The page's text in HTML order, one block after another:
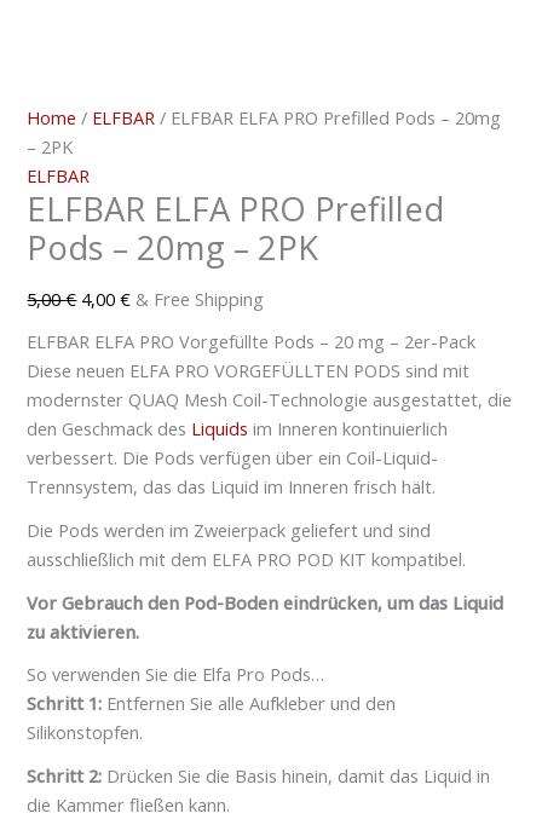
Home / ELFBAR / ELFBAR ELFA PRO Prefilled Pods – 20mg
– 2PK
ELFBAR
ELFBAR ELFA PRO Prefilled
Pods – 20mg – 2PK
5,00€ 4,00€ & Free Shipping
ELFBAR ELFA PRO Vorgefüllte Pods – 20 mg – 2er-Pack
Diese neuen ELFA PRO VORGEFÜLLTEN PODS sind mit
modernster QUAQ Mesh Coil-Technologie ausgestattet, die
den Geschmack des Liquids im Inneren kontinuierlich
verbessert. Die Pods verfügen über ein Coil-Liquid-
Trennsystem, das das Liquid im Inneren frisch hält.
Die Pods werden im Zweierpack geliefert und sind
ausschließlich mit dem ELFA PRO POD KIT kompatibel.
Vor Gebrauch den Pod-Boden eindrücken, um das Liquid
zu aktivieren.
So verwenden Sie die Elfa Pro Pods…
Schritt 1: Entfernen Sie alle Aufkleber und den
Silikonstopfen.
Schritt 2: Drücken Sie die Basis hinein, damit das Liquid in
die Kammer fließen kann.